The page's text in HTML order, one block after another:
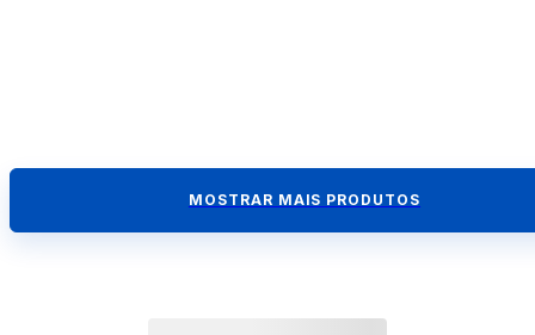
MOSTRAR MAIS PRODUTOS